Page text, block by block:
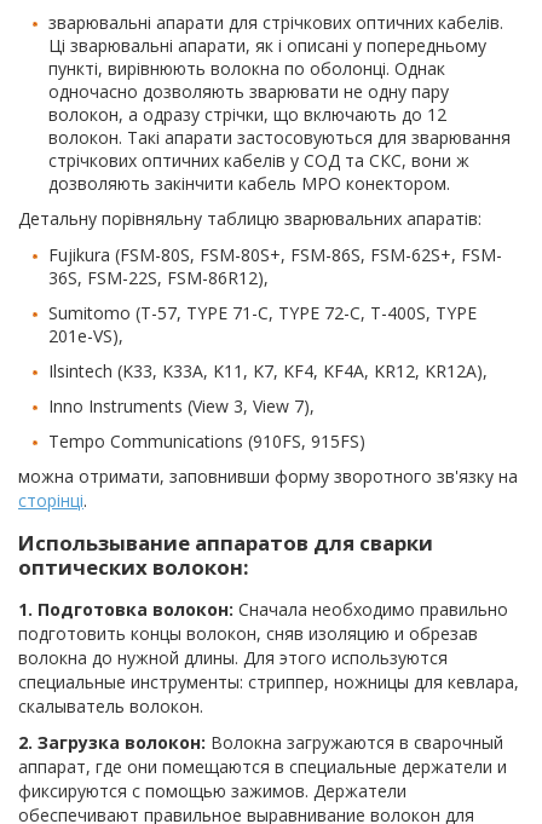
зварювальні апарати для стрічкових оптичних кабелів.
Ці зварювальні апарати, як і описані у попередньому
пункті, вирівнюють волокна по оболонці. Однак
одночасно дозволяють зварювати не одну пару
волокон, а одразу стрічки, що включають до 12
волокон. Такі апарати застосовуються для зварювання
стрічкових оптичних кабелів у СОД та СКС, вони ж
дозволяють закінчити кабель MPO конектором.
Детальну порівняльну таблицю зварювальних апаратів:
Fujikura (FSM-80S, FSM-80S+, FSM-86S, FSM-62S+, FSM-
36S, FSM-22S, FSM-86R12),
Sumitomo (T-57, TYPE 71-C, TYPE 72-C, T-400S, TYPE
201e-VS),
Ilsintech (K33, K33A, K11, K7, KF4, KF4A, KR12, KR12A),
Inno Instruments (View 3, View 7),
Tempo Communications (910FS, 915FS)
можна отримати, заповнивши форму зворотного зв'язку на
сторінці.
Использывание аппаратов для сварки
оптических волокон:
1. Подготовка волокон: Сначала необходимо правильно
подготовить концы волокон, сняв изоляцию и обрезав
волокна до нужной длины. Для этого используются
специальные инструменты: стриппер, ножницы для кевлара,
скалыватель волокон.
2. Загрузка волокон: Волокна загружаются в сварочный
аппарат, где они помещаются в специальные держатели и
фиксируются с помощью зажимов. Держатели
обеспечивают правильное выравнивание волокон для